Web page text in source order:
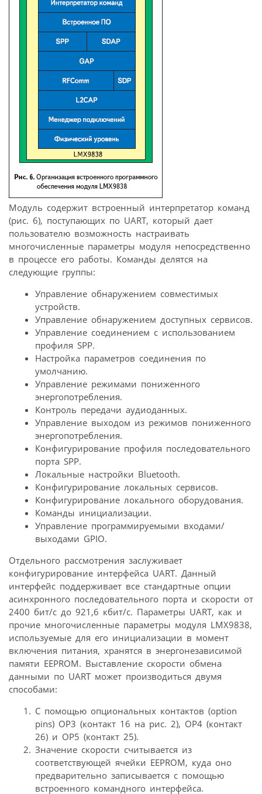
Модуль содержит встроенный интерпретатор команд
(рис. 6), поступающих по UART, который дает
пользователю возможность настраивать
многочисленные параметры модуля непосредственно
в процессе его работы. Команды делятся на
следующие группы:
Управление обнаружением совместимых
устройств.
Управление обнаружением доступных сервисов.
Управление соединением с использованием
профиля SPP.
Настройка параметров соединения по
умолчанию.
Управление режимами пониженного
энергопотребления.
Контроль передачи аудиоданных.
Управление выходом из режимов пониженного
энергопотребления.
Конфигурирование профиля последовательного
порта SPP.
Локальные настройки Bluetooth.
Конфигурирование локальных сервисов.
Конфигурирование локального оборудования.
Команды инициализации.
Управление программируемыми входами/
выходами GPIO.
Отдельного рассмотрения заслуживает
конфигурирование интерфейса UART. Данный
интерфейс поддерживает все стандартные опции
асинхронного последовательного порта и скорости от
2400 бит/с до 921,6 кбит/с. Параметры UART, как и
прочие многочисленные параметры модуля LMX9838,
используемые для его инициализации в момент
включения питания, хранятся в энергонезависимой
памяти EEPROM. Выставление скорости обмена
данными по UART может производиться двумя
способами:
С помощью опциональных контактов (option
pins) OP3 (контакт 16 на рис. 2), OP4 (контакт
26) и OP5 (контакт 25).
Значение скорости считывается из
соответствующей ячейки EEPROM, куда оно
предварительно записывается с помощью
встроенного командного интерфейса.